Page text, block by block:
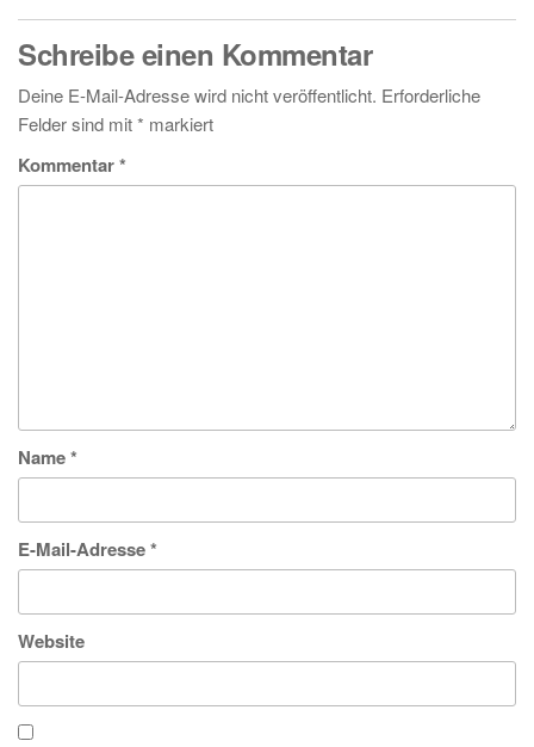
Schreibe einen Kommentar
Deine E-Mail-Adresse wird nicht veröffentlicht. Erforderliche
Felder sind mit* markiert
Kommentar*
Name*
E-Mail-Adresse*
Website